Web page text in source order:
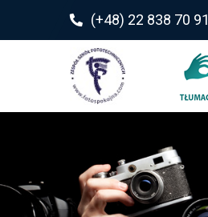
(+48) 22 838 70 91